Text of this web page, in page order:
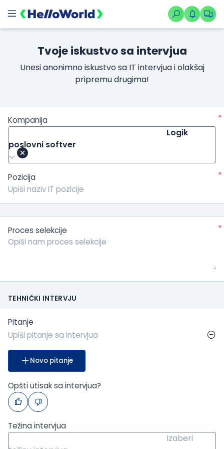
Tvoje iskustvo sa intervjua
Unesi anonimno iskustvo sa IT intervjua i olakšaj
pripremu drugima!
Kompanija
*
Logik
poslovni softver
Pozicija *
Proces selekcije *
TEHNIČKI INTERVJU
Pitanje
Novo pitanje
Opšti utisak sa intervjua?
Težina intervjua
Izaberi